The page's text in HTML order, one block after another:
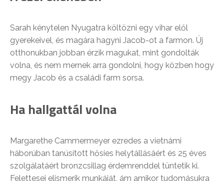
Sarah kénytelen Nyugatra költözni egy vihar elől
gyerekeivel, és magára hagyni Jacob-ot a farmon. Új
otthonukban jobban érzik magukat, mint gondolták
volna, és nem mernek arra gondolni, hogy közben hogy
megy Jacob és a családi farm sorsa.
Ha hallgattál volna
Margarethe Cammermeyer ezredes a vietnámi
háborúban tanúsított hősies helytállásáért és 25 éves
szolgálatáért bronzcsillag érdemrenddel tüntetik ki.
Felettesei elismerik munkáját, ám amikor tudomásukra